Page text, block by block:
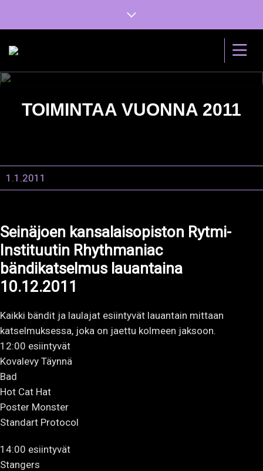
TOIMINTAA VUONNA 2011
1.1.2011
Seinäjoen kansalaisopiston Rytmi-
Instituutin Rhythmaniac
bändikatselmus lauantaina
10.12.2011
Kaikki bändit ja laulajat esiintyvät lauantain mittaan
katselmuksessa, joka on jaettu kolmeen jaksoon.
12:00 esiintyvät
Kovalevy Täynnä
Bad
Hot Cat Hat
Poster Monster
Standart Protocol
14:00 esiintyvät
Stangers